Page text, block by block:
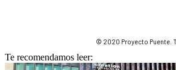
© 2020 Proyecto Puente.
Te recomendamos leer: